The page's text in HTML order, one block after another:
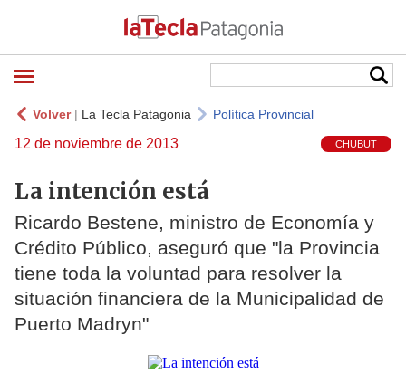
Volver| La Tecla Patagonia Política Provincial
12 de noviembre de 2013 CHUBUT
La intención está
Ricardo Bestene, ministro de Economía y
Crédito Público, aseguró que "la Provincia
tiene toda la voluntad para resolver la
situación financiera de la Municipalidad de
Puerto Madryn"